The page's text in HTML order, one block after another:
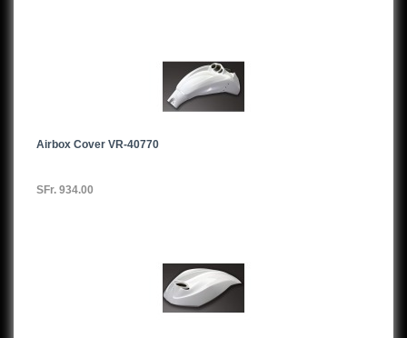
Airbox Cover VR-40770
SFr. 934.00